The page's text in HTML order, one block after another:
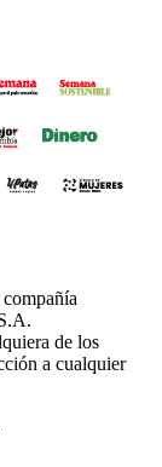
de los
a cualquier